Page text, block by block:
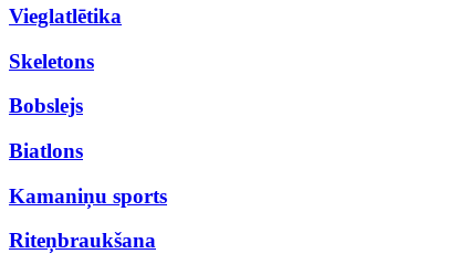
Vieglatlētika
Skeletons
Bobslejs
Biatlons
Kamaniņu sports
Riteņbraukšana